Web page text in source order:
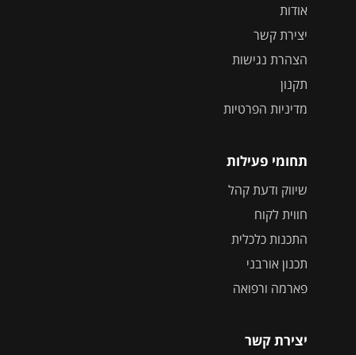
אודות
יצירת קשר
הצהרת נגישות
תקנון
מדיניות הפרטיות
תחומי פעילות
שיווק ודעת קהל
חווית לקוח
התכנות כלכלית
תכנון אורבני
פארמה ורפואה
יצירת קשר